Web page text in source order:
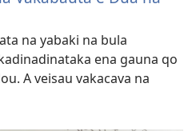
na yabaki na bula
ena gauna qo
A veisau vakacava na